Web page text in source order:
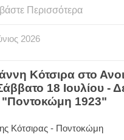
Περισσότερα
2026
Κότσιρα στο
18 Ιουλίου -
1923"
Κότσιρας - Ποντοκώμη